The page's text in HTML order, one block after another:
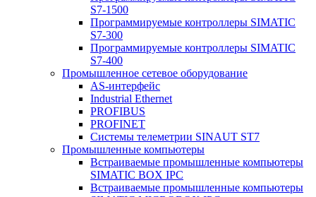
S7-1500
Программируемые контроллеры SIMATIC
S7-300
Программируемые контроллеры SIMATIC
S7-400
Промышленное сетевое оборудование
AS-интерфейс
Industrial Ethernet
PROFIBUS
PROFINET
Системы телеметрии SINAUT ST7
Промышленные компьютеры
Встраиваемые промышленные компьютеры
SIMATIC BOX IPC
Встраиваемые промышленные компьютеры